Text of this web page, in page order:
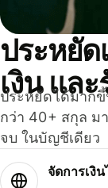
ประหยั
เงิน แล
ประหยัดได้มากขึ้
กว่า 40+ สกุล ม
จบ ในบัญชีเดียว
จัดการเงิ